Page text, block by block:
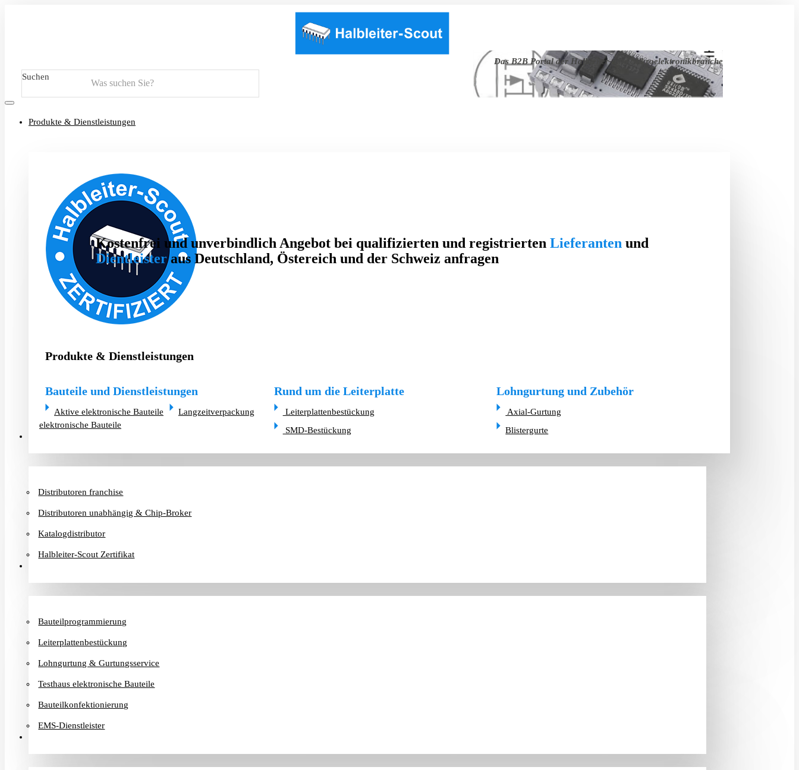
Das B2B Portal der Halbleiter- und Mikroelektronikbranche
Suchen
Produkte & Dienstleistungen
Kostenfrei und unverbindlich Angebot bei qualifizierten und registrierten Lieferanten und
Dientleisteraus Deutschland, Östereich und der Schweiz anfragen
Produkte & Dienstleistungen
Bauteile und Dienstleistungen
Aktive elektronische Bauteile
Langzeitverpackung
elektronische Bauteile
Rund um die Leiterplatte
Leiterplattenbestückung
SMD-Bestückung
Lohngurtung und Zubehör
Axial-Gurtung
Blistergurte
Distributoren franchise
Distributoren unabhängig & Chip-Broker
Katalogdistributor
Halbleiter-Scout Zertifikat
Bauteilprogrammierung
Leiterplattenbestückung
Lohngurtung & Gurtungsservice
Testhaus elektronische Bauteile
Bauteilkonfektionierung
EMS-Dienstleister